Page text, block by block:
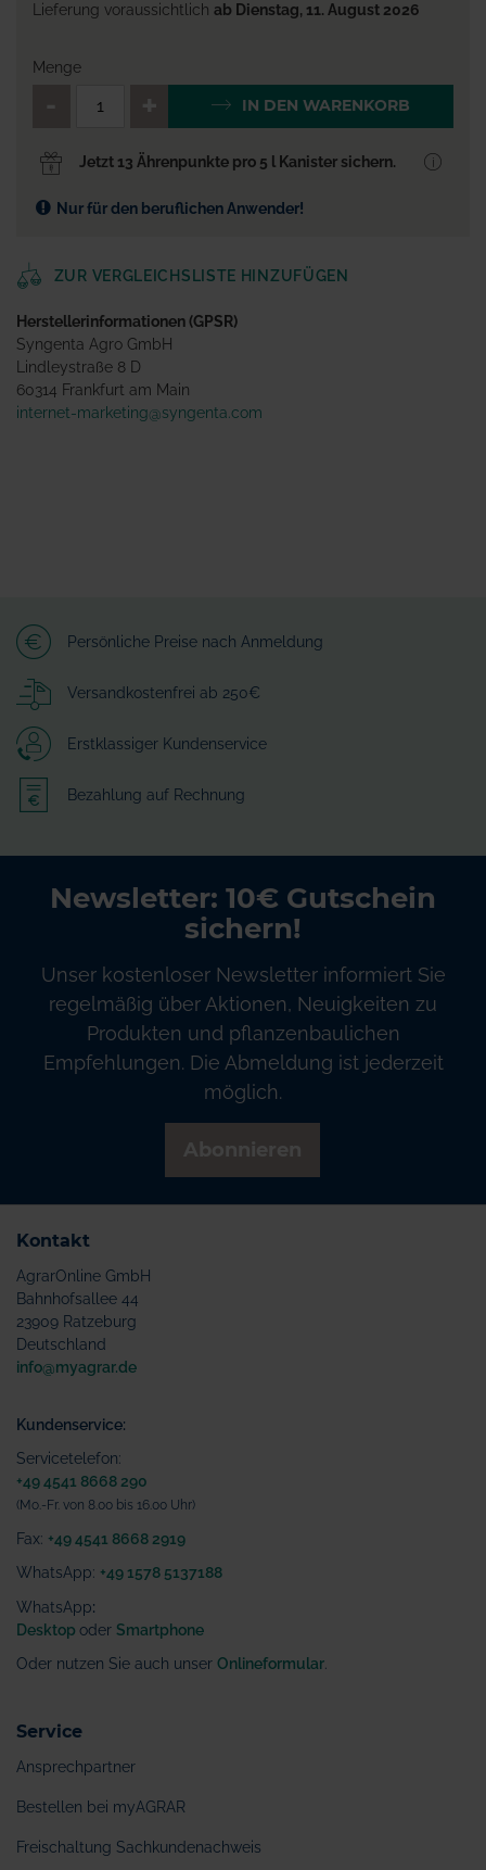
Lieferung voraussichtlich ab Dienstag, 11. August 2026
Menge
QTY_CONTROL_DECREASE
IN DEN WARENKORB
Jetzt 13 Ährenpunkte pro 5 l Kanister sichern.
Nur für den beruflichen Anwender!
ZUR VERGLEICHSLISTE HINZUFÜGEN
Herstellerinformationen (GPSR)
Syngenta Agro GmbH
Lindleystraße 8 D
60314 Frankfurt am Main
internet-marketing@syngenta.com
Persönliche Preise nach Anmeldung
Versandkostenfrei ab 250€
Erstklassiger Kundenservice
Bezahlung auf Rechnung
Newsletter: 10€ Gutschein
sichern!
Unser kostenloser Newsletter informiert Sie
regelmäßig über Aktionen, Neuigkeiten zu
Produkten und pflanzenbaulichen
Empfehlungen. Die Abmeldung ist jederzeit
möglich.
Kontakt
AgrarOnline GmbH
Bahnhofsallee 44
23909 Ratzeburg
Deutschland
info@myagrar.de
Kundenservice:
Servicetelefon:
+49 4541 8668 290
(Mo.-Fr. von 8.00 bis 16.00 Uhr)
Fax: +49 4541 8668 2919
WhatsApp: +49 1578 5137188
WhatsApp:
Desktop oder Smartphone
Oder nutzen Sie auch unser Onlineformular
Service
Ansprechpartner
Bestellen bei myAGRAR
Freischaltung Sachkundenachweis